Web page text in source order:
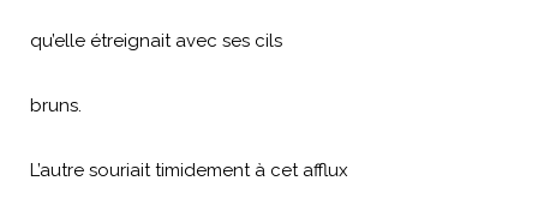
qu’elle étreignait avec ses cils
bruns.
L’autre souriait timidement à cet afflux